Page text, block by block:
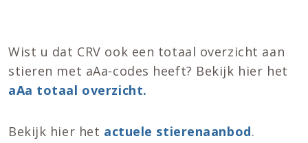
Wist u dat CRV ook een totaal overzicht aan
stieren met aAa-codes heeft? Bekijk hier het
aAa totaal overzicht.
Bekijk hier het actuele stierenaanbod.